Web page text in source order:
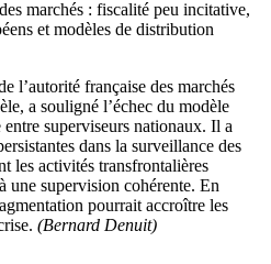
marchés : fiscalité peu incitative,
et modèles de distribution
l’autorité française des marchés
a souligné l’échec du modèle
superviseurs nationaux. Il a
dans la surveillance des
les activités transfrontalières
une supervision cohérente. En
pourrait accroître les
(Bernard Denuit)